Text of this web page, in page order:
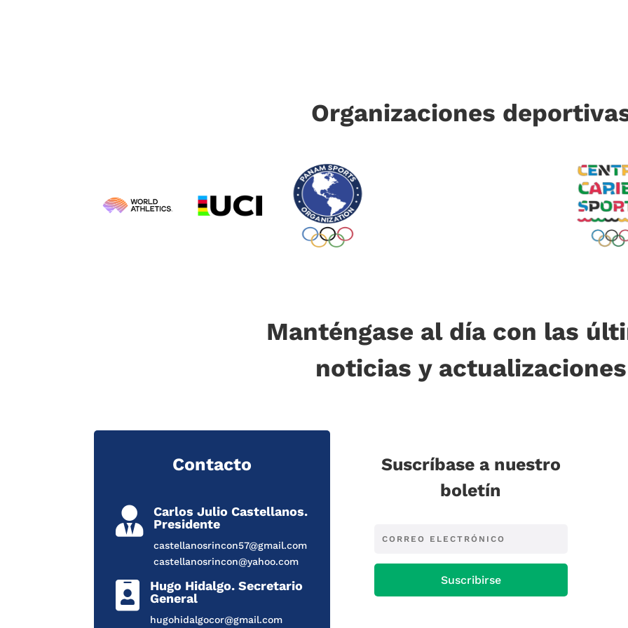
Organizaciones
Manténgase al día con las
noticias y actualizaciones
Contacto

Carlos Julio Castellanos.
Presidente
castellanosrincon57@gmail.com
castellanosrincon@yahoo.com

Hugo Hidalgo. Secretario
General
hugohidalgocor@gmail.com
Suscríbase a nuestro
boletín
Suscribirse